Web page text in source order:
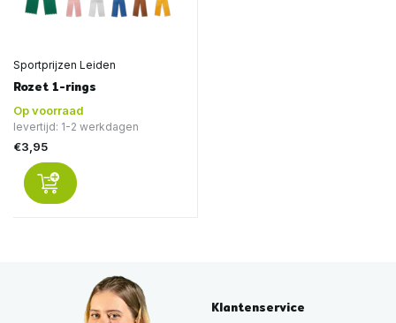
Sportprijzen Leiden
Rozet 1-rings
Op voorraad
levertijd: 1-2 werkdagen
€3,95
Klantenservice